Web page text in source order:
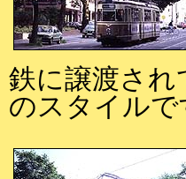
鉄に譲渡さ
のスタイルで